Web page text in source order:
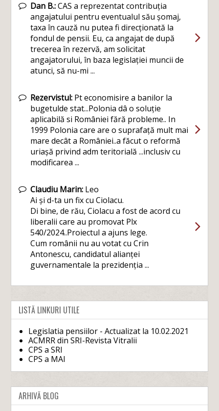
Dan B.:CAS a reprezentat contribuția
angajatului pentru eventualul său șomaj,
taxa în cauză nu putea fi direcționată la
fondul de pensii. Eu, ca angajat de după
trecerea în rezervă, am solicitat
angajatorului, în baza legislației muncii de
atunci, să nu-mi ...
Rezervistul: Pt economisire a banilor la
bugetulde stat...Polonia dâ o soluție
aplicabilă si României fără probleme.. In
1999 Polonia care are o suprafață mult mai
mare decât a României..a făcut o reformă
uriașă privind adm teritorială ...inclusiv cu
modificarea ...
Claudiu Marin: Leo
Ai și d-ta un fix cu Ciolacu.
Di bine, de rău, Ciolacu a fost de acord cu
liberalii care au promovat Plx
540/2024..Proiectul a ajuns lege.
Cum românii nu au votat cu Crin
Antonescu, candidatul alianței
guvernamentale la prezidenția ...
LISTĂ LINKURI UTILE
Legislatia pensiilor - Actualizat la 10.02.2021
ACMRR din SRI-Revista Vitralii
CPS a SRI
CPS a MAI
ARHIVĂ BLOG